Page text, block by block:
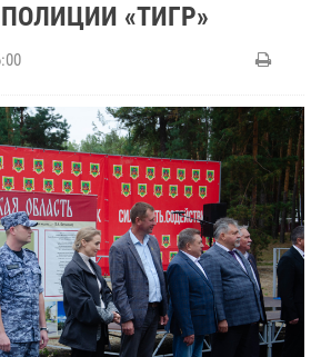
«ТИГР»